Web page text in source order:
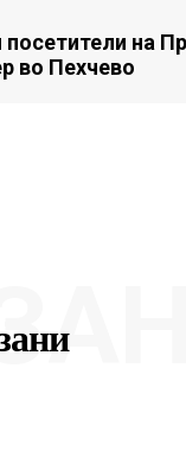
посетители на
во Пехчево